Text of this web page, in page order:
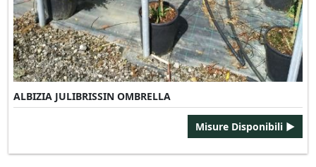
ALBIZIA JULIBRISSIN OMBRELLA
Misure Disponibili ►